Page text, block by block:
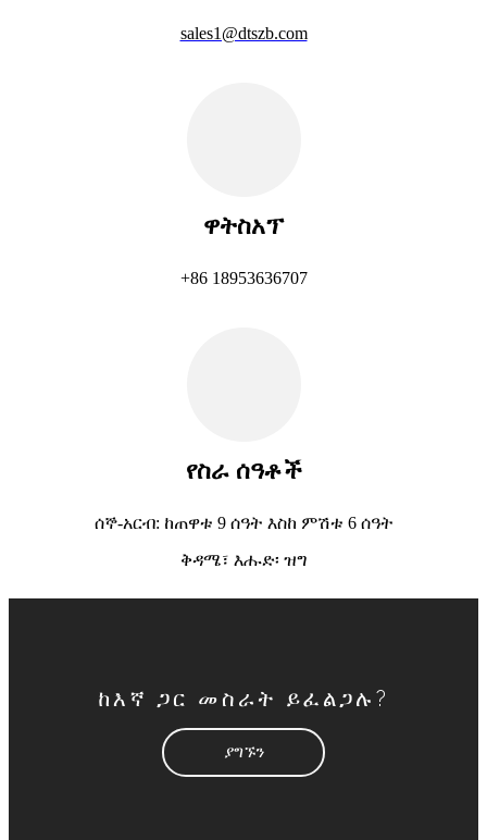
sales1@dtszb.com
ዋትስአፕ
+86 18953636707
የስራ ሰዓቶች
ሰኞ-አርብ: ከጠዋቱ 9 ሰዓት እስከ ምሽቱ 6 ሰዓት
ቅዳሜ፣ እሑድ፡ ዝግ
ከእኛ ጋር መስራት ይፈልጋሉ?
ያግኙን